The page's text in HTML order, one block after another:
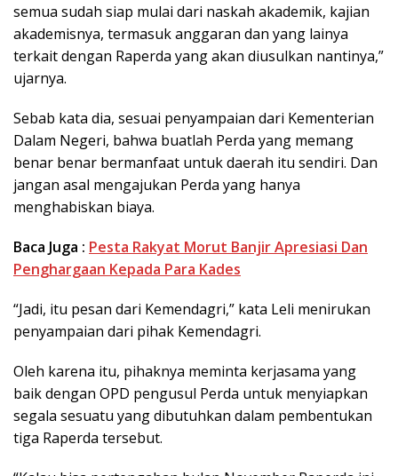
semua sudah siap mulai dari naskah akademik, kajian
akademisnya, termasuk anggaran dan yang lainya
terkait dengan Raperda yang akan diusulkan nantinya,”
ujarnya.
Sebab kata dia, sesuai penyampaian dari Kementerian
Dalam Negeri, bahwa buatlah Perda yang memang
benar benar bermanfaat untuk daerah itu sendiri. Dan
jangan asal mengajukan Perda yang hanya
menghabiskan biaya.
Baca Juga : Pesta Rakyat Morut Banjir Apresiasi Dan
Penghargaan Kepada Para Kades
“Jadi, itu pesan dari Kemendagri,” kata Leli menirukan
penyampaian dari pihak Kemendagri.
Oleh karena itu, pihaknya meminta kerjasama yang
baik dengan OPD pengusul Perda untuk menyiapkan
segala sesuatu yang dibutuhkan dalam pembentukan
tiga Raperda tersebut.